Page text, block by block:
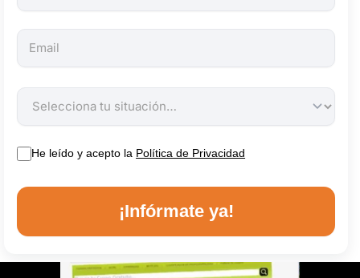
He leído y acepto la Política de Privacidad
¡Infórmate ya!